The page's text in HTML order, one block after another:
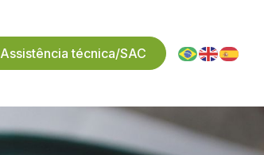
Assistência técnica/SAC